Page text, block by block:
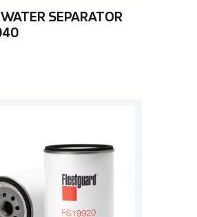
SEPARATOR